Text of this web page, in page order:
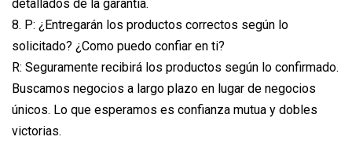
detallados de la garantía.
8. P: ¿Entregarán los productos correctos según lo
solicitado? ¿Como puedo confiar en ti?
R: Seguramente recibirá los productos según lo confirmado.
Buscamos negocios a largo plazo en lugar de negocios
únicos. Lo que esperamos es confianza mutua y dobles
victorias.